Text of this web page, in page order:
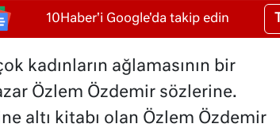
10Haber'i Google'da takip edin
kadınların ağlamasının bir
Özlem Özdemir sözlerine.
altı kitabı olan Özlem Özdemir